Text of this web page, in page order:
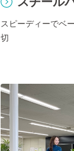
スピーディーでベ
切